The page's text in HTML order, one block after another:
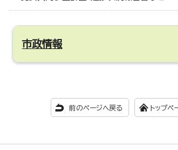
市政情報
前のページへ戻る トップペ